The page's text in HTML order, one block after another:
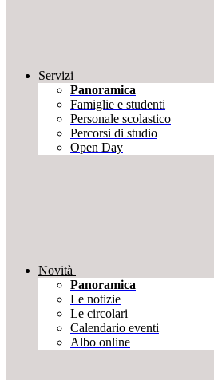
Servizi
Panoramica
Famiglie e studenti
Personale scolastico
Percorsi di studio
Open Day
Novità
Panoramica
Le notizie
Le circolari
Calendario eventi
Albo online